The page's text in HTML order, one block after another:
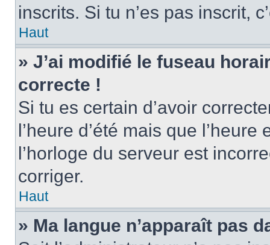
inscrits. Si tu n’es pas inscrit,
Haut
» J’ai modifié le fuseau
correcte !
Si tu es certain d’avoir
l’heure d’été mais que
l’horloge du serveur est
corriger.
Haut
» Ma langue n’apparaît pas